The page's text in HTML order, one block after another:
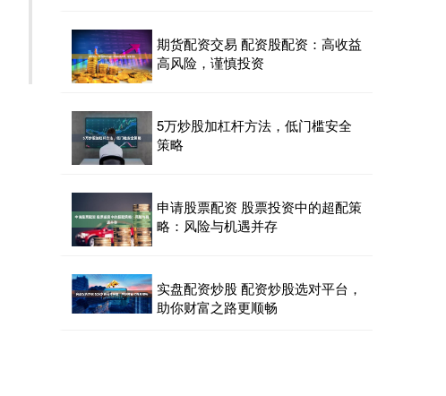
期货配资交易 配资股配资：高收益
高风险，谨慎投资
5万炒股加杠杆方法，低门槛安全
策略
申请股票配资 股票投资中的超配策
略：风险与机遇并存
实盘配资炒股 配资炒股选对平台，
助你财富之路更顺畅